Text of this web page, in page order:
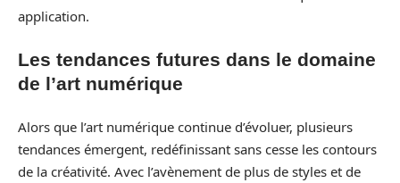
application.
Les tendances futures dans le domaine
de l’art numérique
Alors que l’art numérique continue d’évoluer, plusieurs
tendances émergent, redéfinissant sans cesse les contours
de la créativité. Avec l’avènement de plus de styles et de